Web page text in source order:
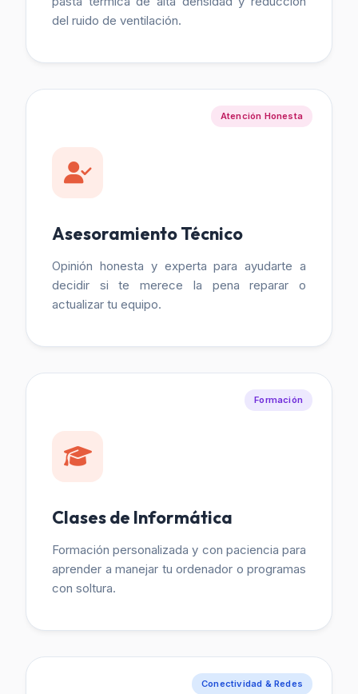
del ruido de ventilación.
Atención Honesta
Asesoramiento Técnico
Opinión honesta y experta para ayudarte a
decidir si te merece la pena reparar o
actualizar tu equipo.
Formación
Clases de Informática
Formación personalizada y con paciencia para
aprender a manejar tu ordenador o programas
con soltura.
Conectividad & Redes